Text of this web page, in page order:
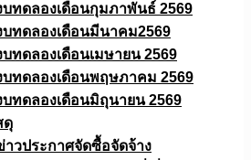
บทดลองเดือนกุมภาพันธ์ 2569
บทดลองเดือนมีนาคม2569
บทดลองเดือนเมษายน 2569
บทดลองเดือนพฤษภาคม 2569
บทดลองเดือนมิถุนายน 2569
ดุ
าวประกาศจัดซื้อจัดจ้าง